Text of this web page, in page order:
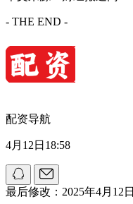
- THE END -
配资导航
4月12日18:58
最后修改：2025年4月12日